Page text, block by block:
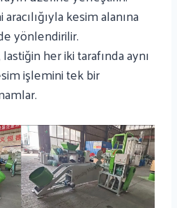
kesim alanına
yönlendirilir.
her iki tarafında aynı
işlemini tek bir